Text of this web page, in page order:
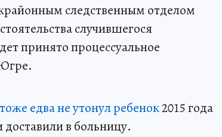
следственным отделом
случившегося
принято процессуальное
едва не утонул ребенок2015 года
в больницу.